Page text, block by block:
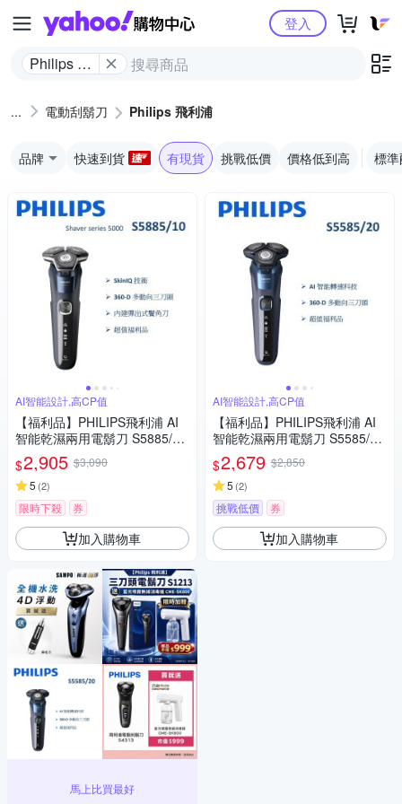
Yahoo購物中心
Philips 飛
登入
電動刮鬍刀 Philips 飛利浦
品牌 快速到貨 有現貨 挑戰低價 價格低到高 標
AI智能設計,高CP值
【福利品】PHILIPS飛利浦 AI
智能乾濕兩用電鬍刀 S5885/10
(一年保固)
$2,905 $3,090
5 (2)
限時下殺 券
加入購物車
馬上比買最好
AI智能設計,高CP值
【福利品】PHILIPS飛利浦 AI
智能乾濕兩用電鬍刀 S5585/20
(一年保固)
$2,679 $2,850
5 (2)
挑戰低價 券
加入購物車